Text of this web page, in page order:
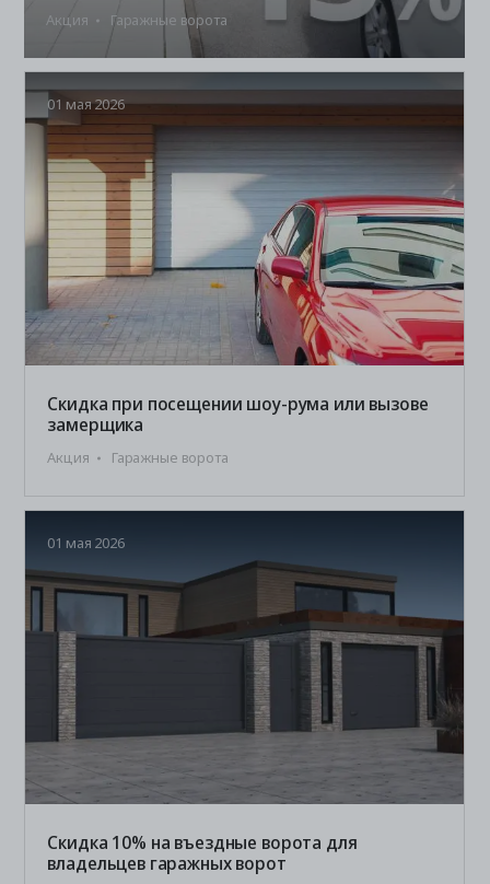
Акция Гаражные ворота
Скидка при посещении шоу-рума или вызове
замерщика
Акция Гаражные ворота
01 мая 2026
Скидка 10% на въездные ворота для
владельцев гаражных ворот
01 мая 2026